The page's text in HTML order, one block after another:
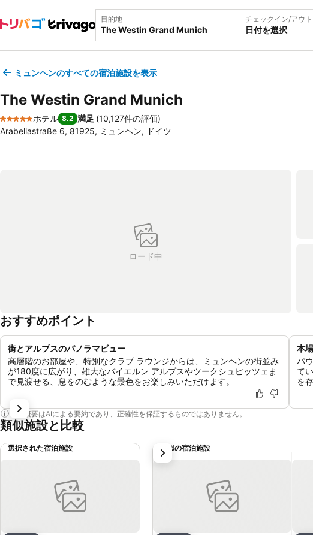
目的地 チェックイン/アウト
日付を選択
ミュンヘンのすべての宿泊施設を表示
The Westin Grand Munich
5 ホテルのランク
ホテル 8.2 満足 (10,127件の評価)
Arabellastraße 6, 81925, ミュンヘン, ドイツ
ロード中
おすすめポイント
街とアルプスのパノラマビュー
高層階のお部屋や、特別なクラブ ラウンジからは、ミュンヘンの街並み
が180度に広がり、雄大なバイエルン アルプスやツークシュピッツェま
で見渡せる、息をのむような景色をお楽しみいただけます。
本
パ
て
を
この概要はAIによる要約であり、正確性を保証するものではありません。
類似施設と比較
選択された宿泊施設 類似の宿泊施設
次